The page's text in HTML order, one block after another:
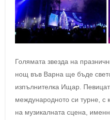
Голямата звезда на
нощ във Варна ще бъде
изпълнителка Ищар.
международното си турне, с
на музикалната сцена,